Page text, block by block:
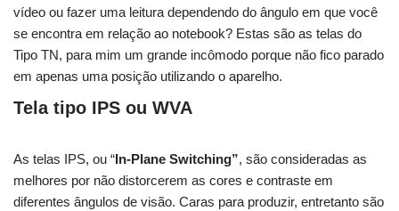
vídeo ou fazer uma leitura dependendo do ângulo em que você
se encontra em relação ao notebook? Estas são as telas do
Tipo TN, para mim um grande incômodo porque não fico parado
em apenas uma posição utilizando o aparelho.
Tela tipo IPS ou WVA
As telas IPS, ou “In-Plane Switching”, são consideradas as
melhores por não distorcerem as cores e contraste em
diferentes ângulos de visão. Caras para produzir, entretanto são